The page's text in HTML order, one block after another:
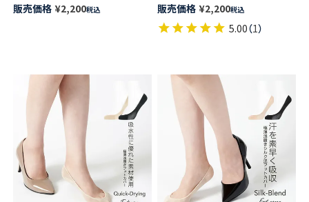
販売価格 ¥2,200税込
販売価格 ¥2,200税込
5.00（1）